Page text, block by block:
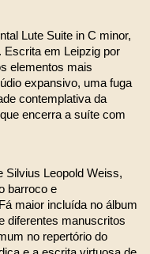
Lute Suite in C minor,
Escrita em Leipzig por
elementos mais
expansivo, uma fuga
contemplativa da
encerra a suíte com
Silvius Leopold Weiss,
barroco e
maior incluída no álbum
diferentes manuscritos
no repertório do